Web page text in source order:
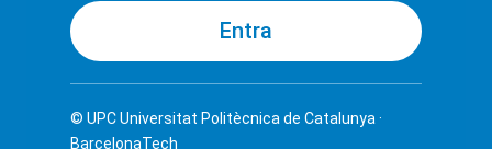
© UPCUniversitat Politècnica de Catalunya ·
BarcelonaTech